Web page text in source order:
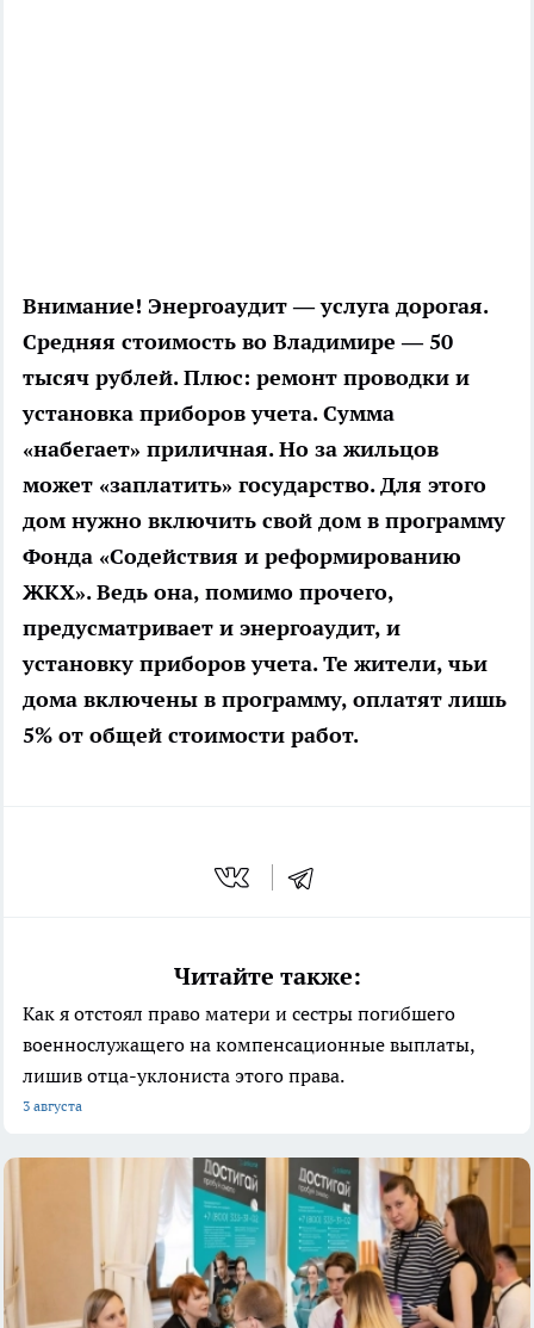
Внимание! Энергоаудит — услуга дорогая.
Средняя стоимость во Владимире — 50
тысяч рублей. Плюс: ремонт проводки и
установка приборов учета. Сумма
«набегает» приличная. Но за жильцов
может «заплатить» государство. Для этого
дом нужно включить свой дом в программу
Фонда «Содействия и реформированию
ЖКХ». Ведь она, помимо прочего,
предусматривает и энергоаудит, и
установку приборов учета. Те жители, чьи
дома включены в программу, оплатят лишь
5% от общей стоимости работ.
Читайте также:
Как я отстоял право матери и сестры погибшего
военнослужащего на компенсационные выплаты,
лишив отца-уклониста этого права.
3 августа